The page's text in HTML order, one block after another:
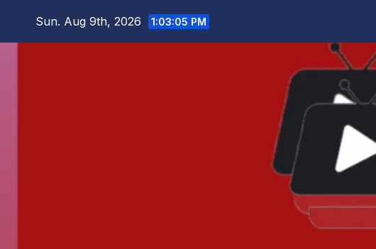
Sun. Aug 9th, 2026 1:03:06 PM